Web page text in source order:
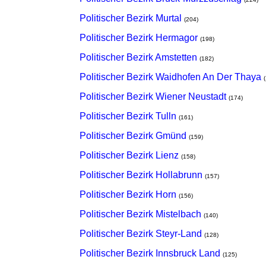
Politischer Bezirk Murtal(204)
Politischer Bezirk Hermagor(198)
Politischer Bezirk Amstetten(182)
Politischer Bezirk Waidhofen An Der Thaya
Politischer Bezirk Wiener Neustadt(174)
Politischer Bezirk Tulln(161)
Politischer Bezirk Gmünd(159)
Politischer Bezirk Lienz(158)
Politischer Bezirk Hollabrunn(157)
Politischer Bezirk Horn(156)
Politischer Bezirk Mistelbach(140)
Politischer Bezirk Steyr-Land(128)
Politischer Bezirk Innsbruck Land(125)